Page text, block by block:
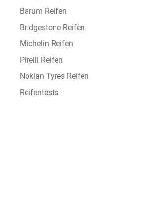
Barum Reifen
Bridgestone Reifen
Michelin Reifen
Pirelli Reifen
Nokian Tyres Reifen
Reifentests